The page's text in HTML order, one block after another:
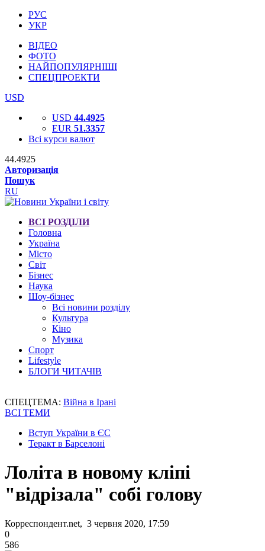
РУС
УКР
ВІДЕО
ФОТО
НАЙПОПУЛЯРНІШІ
СПЕЦПРОЕКТИ
USD
USD 44.4925
EUR 51.3357
Всі курси валют
44.4925
Авторизація
Пошук
RU
ВСІ РОЗДІЛИ
Головна
Україна
Місто
Світ
Бізнес
Наука
Шоу-бізнес
Всі новини розділу
Культура
Кіно
Музика
Спорт
Lifestyle
БЛОГИ ЧИТАЧІВ
СПЕЦТЕМА: Війна в Ірані
ВСІ ТЕМИ
Вступ України в ЄС
Теракт в Барселоні
Лоліта в новому кліпі
"відрізала" собі голову
Корреспондент.net, 3 червня 2020, 17:59
0
586